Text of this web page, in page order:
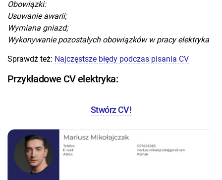
Obowiązki:
Usuwanie awarii;
Wymiana gniazd;
Wykonywanie pozostałych obowiązków w pracy elektryka
Sprawdź też: Najczęstsze błędy podczas pisania CV
Przykładowe CV elektryka:
Stwórz CV!